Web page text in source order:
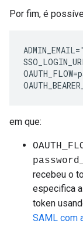
Por fim, é
ADMIN_EMAIL="
em que:
recebeu o
especifica a
token
SAML com